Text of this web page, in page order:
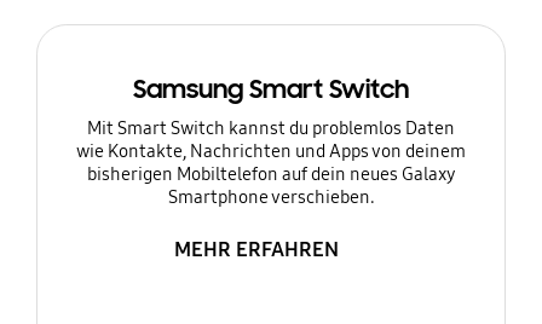
Samsung Smart Switch
Mit Smart Switch kannst du problemlos Daten
wie Kontakte, Nachrichten und Apps von deinem
bisherigen Mobiltelefon auf dein neues Galaxy
Smartphone verschieben.
MEHR ERFAHREN